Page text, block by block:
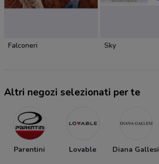
Falconeri Sky
Altri negozi selezionati per te
Parentini Lovable Diana Gallesi